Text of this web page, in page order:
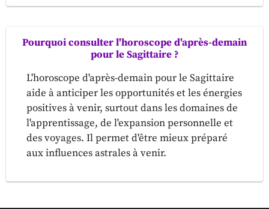
Pourquoi consulter l'horoscope d'après-demain
pour le Sagittaire ?
L'horoscope d'après-demain pour le Sagittaire
aide à anticiper les opportunités et les énergies
positives à venir, surtout dans les domaines de
l'apprentissage, de l'expansion personnelle et
des voyages. Il permet d'être mieux préparé
aux influences astrales à venir.